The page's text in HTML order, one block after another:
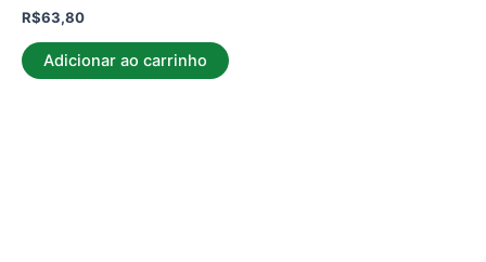
R$63,80
Adicionar ao carrinho